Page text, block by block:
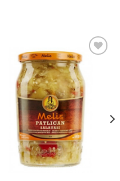
Ajouter
à la liste
souhaits